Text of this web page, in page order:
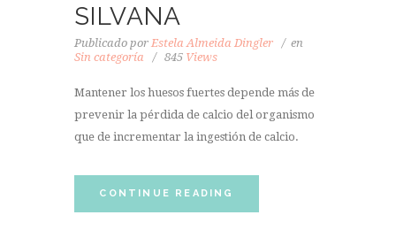
SILVANA
Publicado por Estela Almeida Dingler
en
Sin categoría
845 Views
Mantener los huesos fuertes depende más de
prevenir la pérdida de calcio del organismo
que de incrementar la ingestión de calcio.
CONTINUE READING